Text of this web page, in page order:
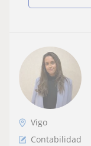
Vigo
Contabilidad